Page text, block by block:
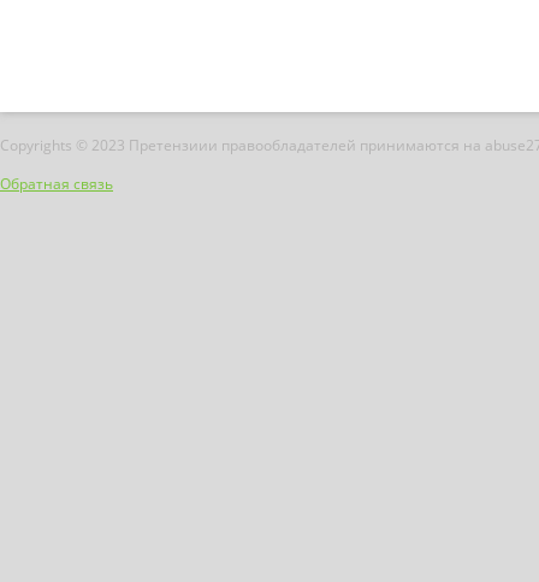
Copyrights © 2023 Претензиии правообладателей принимаются на
Обратная связь